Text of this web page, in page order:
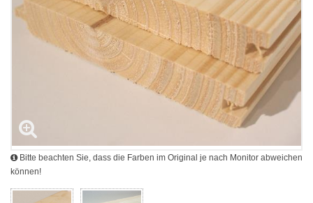
Bitte beachten Sie, dass die Farben im Original je nach Monitor abweichen
können!